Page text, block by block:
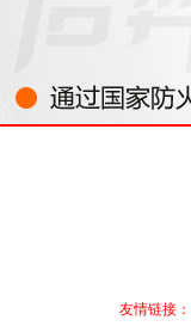
友情链接：